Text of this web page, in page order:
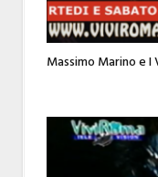
Massimo Marino e I